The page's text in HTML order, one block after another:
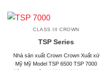
CLASS III CROWN
TSP Series
Nhà sản xuất Crown Crown Xuất xứ
Mỹ Mỹ Model TSP 6500 TSP 7000